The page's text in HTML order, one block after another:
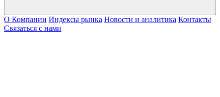
О Компании Индексы рынка Новости и аналитика Контакты
Связаться с нами